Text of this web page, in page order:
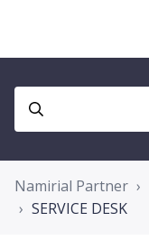
Namirial Partner
SERVICE DESK